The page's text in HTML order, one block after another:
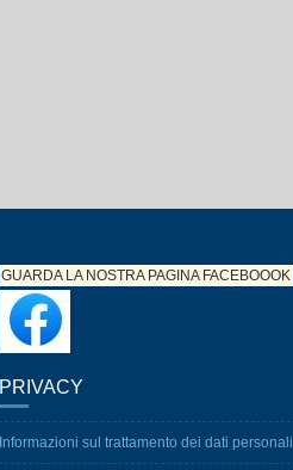
GUARDA LA NOSTRA PAGINAFACEBOOOK
PRIVACY
Informazioni sul trattamento dei dati personali